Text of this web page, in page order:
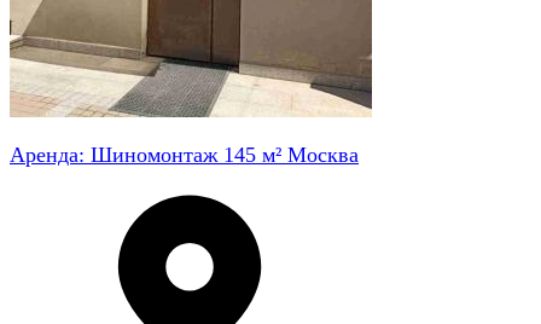
Аренда: Шиномонтаж 145 м² Москва